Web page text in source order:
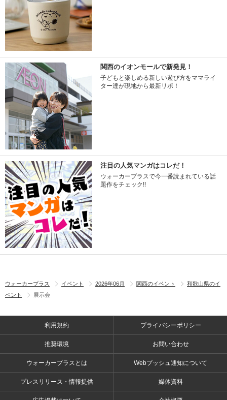
関西のイオンモールで新発見！
子どもと楽しめる新しい遊び方をママライ
ター達が現地から最新リポ！
注目の人気マンガはコレだ！
ウォーカープラスで今一番読まれている話
題作をチェック!!
ウォーカープラス イベント 2026年06月 関西のイベント
和歌山県のイ
ベント
展示会
利用規約 プライバシーポリシー
推奨環境 お問い合わせ
ウォーカープラスとは Webプッシュ通知について
プレスリリース・情報提供 媒体資料